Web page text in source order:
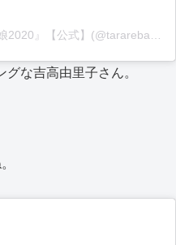
な吉高由里子さん。